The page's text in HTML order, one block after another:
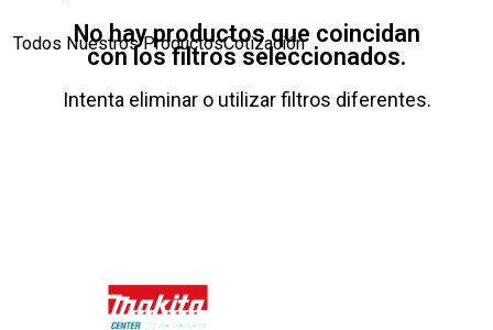
Todos Nuestros ProductosCotización
No hay productos que coincidan
con los filtros seleccionados.
Intenta eliminar o utilizar filtros diferentes.